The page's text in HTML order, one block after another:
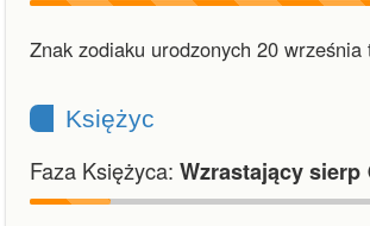
Znak zodiaku urodzonych 20 września
Księżyc
Faza Księżyca: Wzrastający sierp